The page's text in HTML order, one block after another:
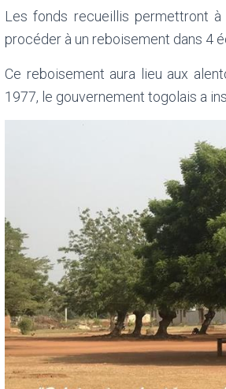
Les fonds recueillis permettront à
procéder à un reboisement dans 4
Ce reboisement aura lieu aux
1977, le gouvernement togolais a